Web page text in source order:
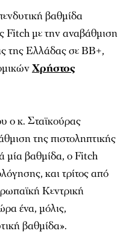
βαθμίδα
Fitch με την αναβάθμιση
της Ελλάδας σε ΒΒ+,
Χρήστος
ο κ. Σταϊκούρας
της πιστοληπτικής
μία βαθμίδα, ο Fitch
και τρίτος από
Κεντρική
ένα, μόλις,
βαθμίδα».